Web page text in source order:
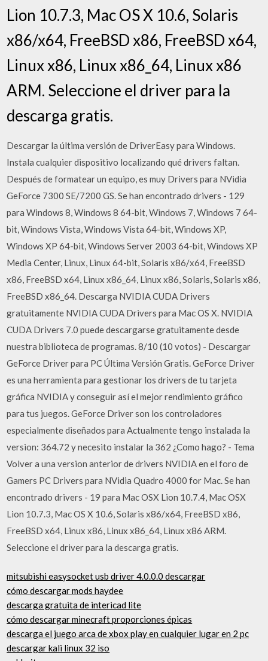
Lion 10.7.3, Mac OS X 10.6, Solaris
x86/x64, FreeBSD x86, FreeBSD x64,
Linux x86, Linux x86_64, Linux x86
ARM. Seleccione el driver para la
descarga gratis.
Descargar la última versión de DriverEasy para Windows.
Instala cualquier dispositivo localizando qué drivers faltan.
Después de formatear un equipo, es muy Drivers para NVidia
GeForce 7300 SE/7200 GS. Se han encontrado drivers - 129
para Windows 8, Windows 8 64-bit, Windows 7, Windows 7 64-
bit, Windows Vista, Windows Vista 64-bit, Windows XP,
Windows XP 64-bit, Windows Server 2003 64-bit, Windows XP
Media Center, Linux, Linux 64-bit, Solaris x86/x64, FreeBSD
x86, FreeBSD x64, Linux x86_64, Linux x86, Solaris, Solaris x86,
FreeBSD x86_64. Descarga NVIDIA CUDA Drivers
gratuitamente NVIDIA CUDA Drivers para Mac OS X. NVIDIA
CUDA Drivers 7.0 puede descargarse gratuitamente desde
nuestra biblioteca de programas. 8/10 (10 votos) - Descargar
GeForce Driver para PC Última Versión Gratis. GeForce Driver
es una herramienta para gestionar los drivers de tu tarjeta
gráfica NVIDIA y conseguir así el mejor rendimiento gráfico
para tus juegos. GeForce Driver son los controladores
especialmente diseñados para Actualmente tengo instalada la
version: 364.72 y necesito instalar la 362 ¿Como hago? - Tema
Volver a una version anterior de drivers NVIDIA en el foro de
Gamers PC Drivers para NVidia Quadro 4000 for Mac. Se han
encontrado drivers - 19 para Mac OSX Lion 10.7.4, Mac OSX
Lion 10.7.3, Mac OS X 10.6, Solaris x86/x64, FreeBSD x86,
FreeBSD x64, Linux x86, Linux x86_64, Linux x86 ARM.
Seleccione el driver para la descarga gratis.
mitsubishi easysocket usb driver 4.0.0.0 descargar
cómo descargar mods haydee
descarga gratuita de intericad lite
cómo descargar minecraft proporciones épicas
descarga el juego arca de xbox play en cualquier lugar en 2 pc
descargar kali linux 32 iso